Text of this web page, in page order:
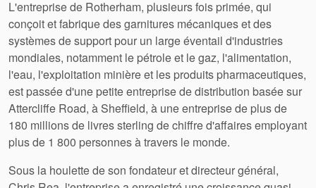
L'entreprise de Rotherham, plusieurs fois primée, qui
conçoit et fabrique des garnitures mécaniques et des
systèmes de support pour un large éventail d'industries
mondiales, notamment le pétrole et le gaz, l'alimentation,
l'eau, l'exploitation minière et les produits pharmaceutiques,
est passée d'une petite entreprise de distribution basée sur
Attercliffe Road, à Sheffield, à une entreprise de plus de
180 millions de livres sterling de chiffre d'affaires employant
plus de 1 800 personnes à travers le monde.
Sous la houlette de son fondateur et directeur général,